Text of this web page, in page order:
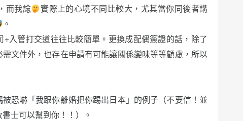
而我諗
實際上的心境不同比較大，尤其當你同後者講
。
入管打交道往往比較簡單。更換成配偶簽證的話，除了
文件外，也存在申請有可能讓關係變味等等顧慮，所以
恐嚇「我跟你離婚把你踢出日本」的例子（不要信！並
書士可以幫到你！！）。